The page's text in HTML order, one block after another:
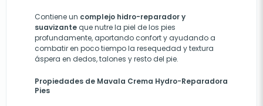
Contiene un complejo hidro-reparador y
suavizante que nutre la piel de los pies
profundamente, aportando confort y ayudando a
combatir en poco tiempo la resequedad y textura
áspera en dedos, talones y resto del pie.
Propiedades de Mavala Crema Hydro-Reparadora
Pies